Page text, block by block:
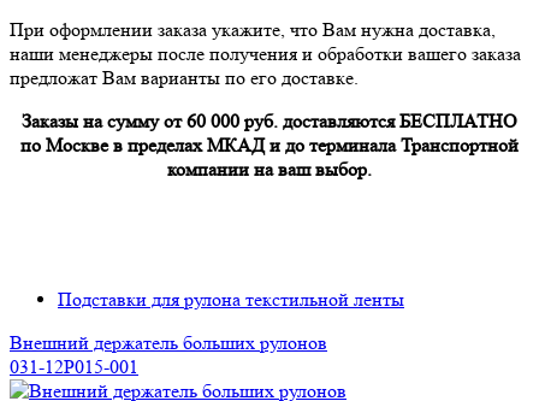
При оформлении заказа укажите, что Вам нужна доставка,
наши менеджеры после получения и обработки вашего заказа
предложат Вам варианты по его доставке.
Заказы на сумму от 60 000 руб. доставляются БЕСПЛАТНО
по Москве в пределах МКАД и до терминала Транспортной
компании на ваш выбор.
Подставки для рулона текстильной ленты
Внешний держатель больших рулонов
031-12P015-001